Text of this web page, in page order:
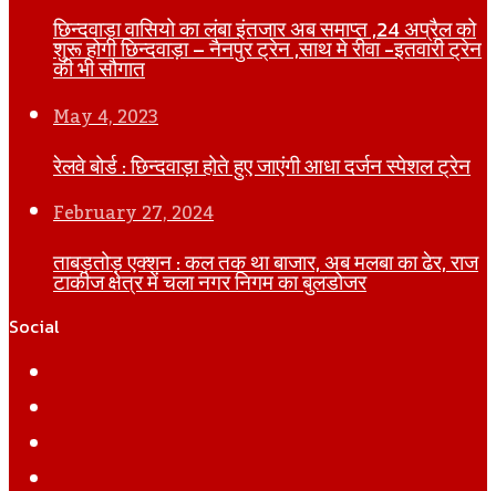
छिन्दवाड़ा वासियो का लंबा इंतजार अब समाप्त ,24 अप्रैल को
शुरू होगी छिन्दवाड़ा – नैनपुर ट्रेन ,साथ मे रीवा -इतवारी ट्रेन
की भी सौगात
May 4, 2023
रेलवे बोर्ड : छिन्दवाड़ा होते हुए जाएंगी आधा दर्जन स्पेशल ट्रेन
February 27, 2024
ताबड़तोड़ एक्शन : कल तक था बाजार, अब मलबा का ढेर, राज
टाकीज क्षेत्र में चला नगर निगम का बुलडोजर
Social